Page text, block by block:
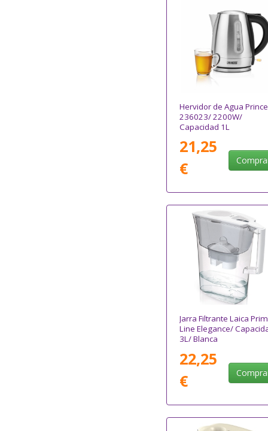
Hervidor de Agua
236023/ 2200W/
Capacidad 1L
21,25
€
Jarra Filtrante Laica
Line Elegance/
3L/ Blanca
22,25
€